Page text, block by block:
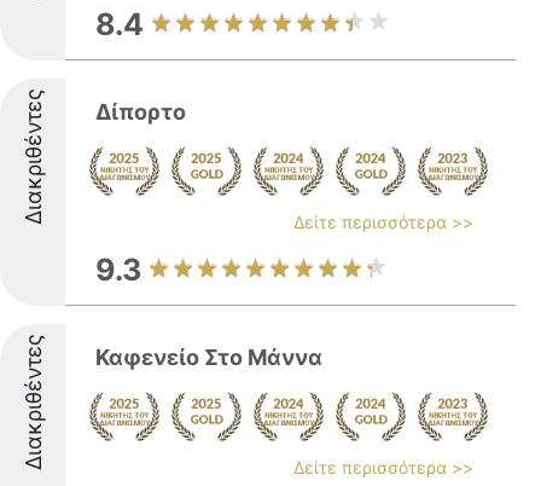
8.4
Διακριθέντες Δίπορτο
Δείτε περισσότερα >>
9.3
Διακριθέντες Καφενείο Στο Μάννα
Δείτε περισσότερα >>